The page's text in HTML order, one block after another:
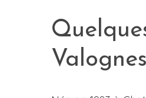
Valognes